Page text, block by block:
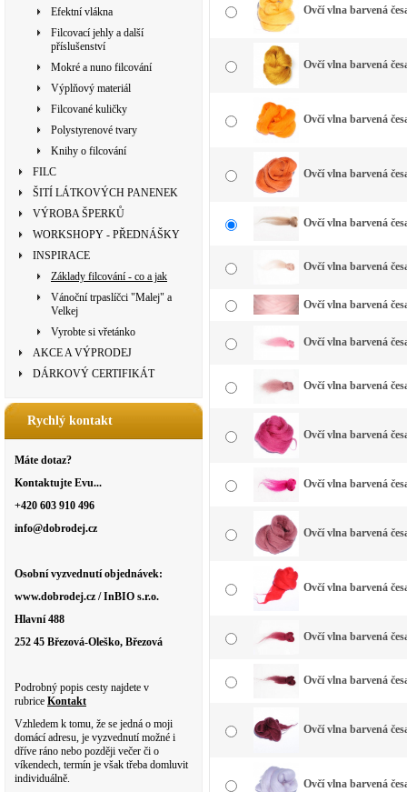
Efektní vlákna
Filcovací jehly a další
příslušenství
Mokré a nuno filcování
Výplňový materiál
Filcované kuličky
Polystyrenové tvary
Knihy o filcování
FILC
ŠITÍ LÁTKOVÝCH PANENEK
VÝROBA ŠPERKŮ
WORKSHOPY - PŘEDNÁŠKY
INSPIRACE
Základy filcování - co a jak
Vánoční trpaslíčci "Malej" a
Velkej
Vyrobte si vřetánko
AKCE A VÝPRODEJ
DÁRKOVÝ CERTIFIKÁT
Rychlý kontakt
Máte dotaz?
Kontaktujte Evu...
+420 603 910 496
info@dobrodej.cz
Osobní vyzvednutí objednávek:
www.dobrodej.cz / InBIO s.r.o.
Hlavní 488
252 45 Březová-Oleško, Březová
Podrobný popis cesty najdete v
rubrice Kontakt
Vzhledem k tomu, že se jedná o moji
domácí adresu, je vyzvednutí možné i
dříve ráno nebo později večer či o
víkendech, termín je však třeba domluvit
individuálně.
Ovčí vlna barvená
Ovčí vlna barvená
Ovčí vlna barvená
Ovčí vlna barvená
Ovčí vlna barvená
Ovčí vlna barvená
Ovčí vlna barvená
Ovčí vlna barvená
Ovčí vlna barvená
Ovčí vlna barvená
Ovčí vlna barvená
Ovčí vlna barvená
Ovčí vlna barvená
Ovčí vlna barvená
Ovčí vlna barvená
Ovčí vlna barvená
Ovčí vlna barvená